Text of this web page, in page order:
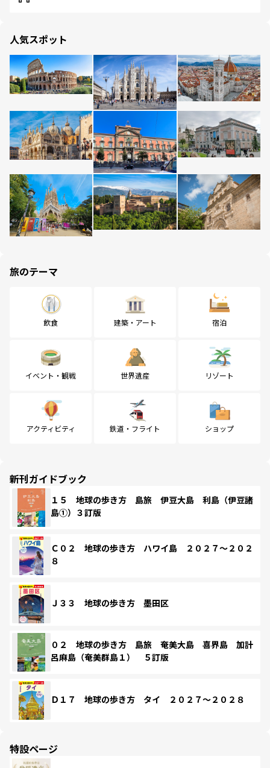
人気スポット
旅のテーマ
飲食 建築・アート 宿泊
イベント・観戦 世界遺産 リゾート
アクティビティ 鉄道・フライト ショップ
新刊ガイドブック
１５ 地球の歩き方 島旅 伊豆大島 利島（伊豆諸
島①）３訂版
Ｃ０２ 地球の歩き方 ハワイ島 ２０２７～２０２
８
Ｊ３３ 地球の歩き方 墨田区
０２ 地球の歩き方 島旅 奄美大島 喜界島 加計
呂麻島（奄美群島１） ５訂版
Ｄ１７ 地球の歩き方 タイ ２０２７～２０２８
特設ページ